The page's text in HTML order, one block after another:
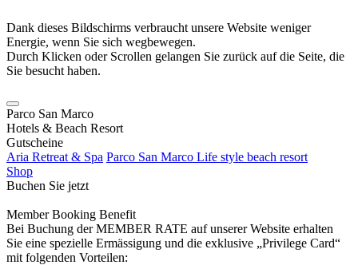
Dank dieses Bildschirms verbraucht unsere Website weniger
Energie, wenn Sie sich wegbewegen.
Durch Klicken oder Scrollen gelangen Sie zurück auf die Seite, die
Sie besucht haben.
Parco San Marco
Hotels & Beach Resort
Gutscheine
Aria Retreat & Spa Parco San Marco Life style beach resort
Shop
Buchen Sie jetzt
Member Booking Benefit
Bei Buchung der MEMBER RATE auf unserer Website erhalten
Sie eine spezielle Ermässigung und die exklusive „Privilege Card“
mit folgenden Vorteilen: